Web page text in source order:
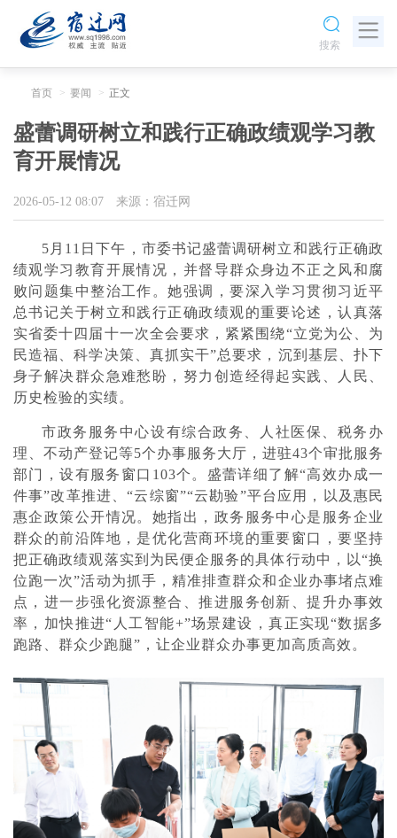
搜索
首页 要闻 正文
盛蕾调研树立和践行正确政绩观学习教
育开展情况
2026-05-12 08:07 来源：宿迁网
5月11日下午，市委书记盛蕾调研树立和践行正确政
绩观学习教育开展情况，并督导群众身边不正之风和腐
败问题集中整治工作。她强调，要深入学习贯彻习近平
总书记关于树立和践行正确政绩观的重要论述，认真落
实省委十四届十一次全会要求，紧紧围绕“立党为公、为
民造福、科学决策、真抓实干”总要求，沉到基层、扑下
身子解决群众急难愁盼，努力创造经得起实践、人民、
历史检验的实绩。
市政务服务中心设有综合政务、人社医保、税务办
理、不动产登记等5个办事服务大厅，进驻43个审批服务
部门，设有服务窗口103个。盛蕾详细了解“高效办成一
件事”改革推进、“云综窗”“云勘验”平台应用，以及惠民
惠企政策公开情况。她指出，政务服务中心是服务企业
群众的前沿阵地，是优化营商环境的重要窗口，要坚持
把正确政绩观落实到为民便企服务的具体行动中，以“换
位跑一次”活动为抓手，精准排查群众和企业办事堵点难
点，进一步强化资源整合、推进服务创新、提升办事效
率，加快推进“人工智能+”场景建设，真正实现“数据多
跑路、群众少跑腿”，让企业群众办事更加高质高效。